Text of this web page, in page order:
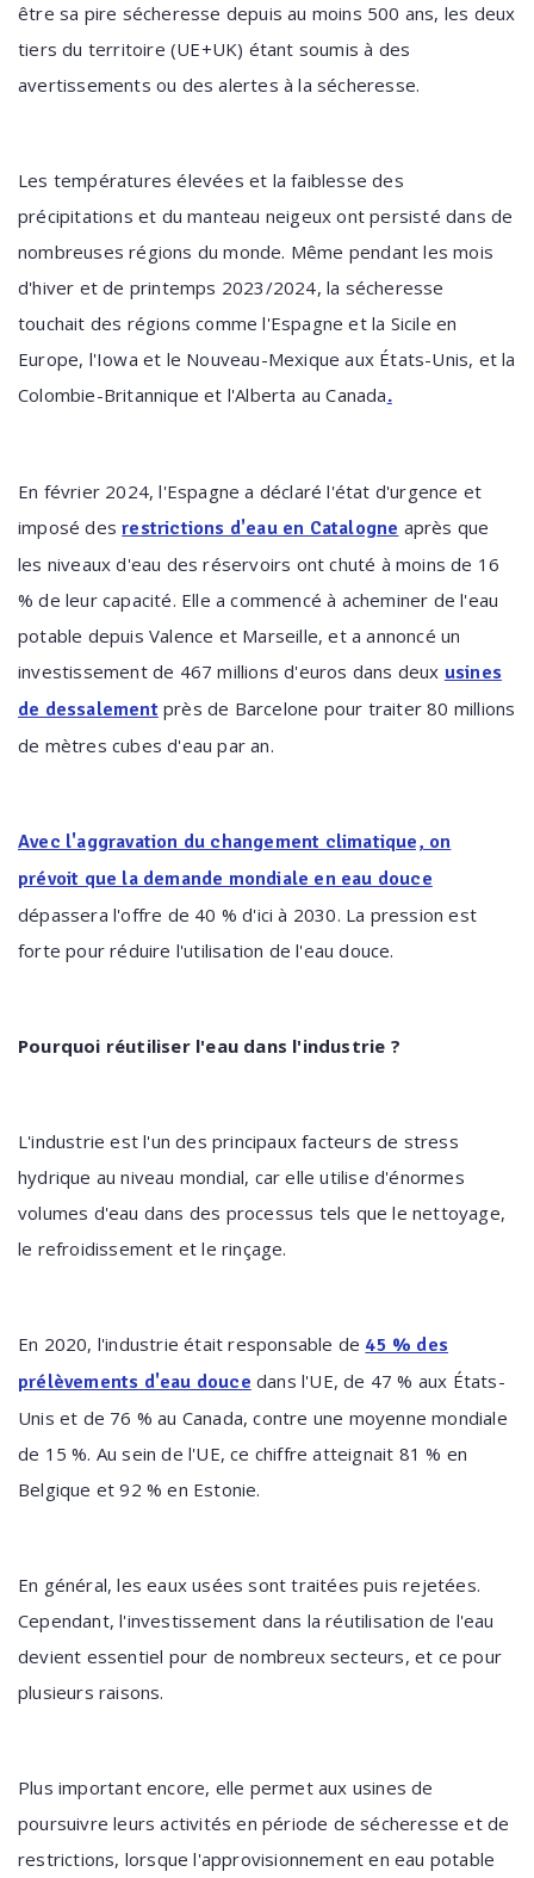
être sa pire sécheresse depuis au moins 500 ans, les deux
tiers du territoire (UE+UK) étant soumis à des
avertissements ou des alertes à la sécheresse.
Les températures élevées et la faiblesse des
précipitations et du manteau neigeux ont persisté dans de
nombreuses régions du monde. Même pendant les mois
d'hiver et de printemps 2023/2024, la sécheresse
touchait des régions comme l'Espagne et la Sicile en
Europe, l'Iowa et le Nouveau-Mexique aux États-Unis, et la
Colombie-Britannique et l'Alberta au Canada.
En février 2024, l'Espagne a déclaré l'état d'urgence et
imposé desrestrictions d'eau en Catalogne après que
les niveaux d'eau des réservoirs ont chuté à moins de 16
% de leur capacité. Elle a commencé à acheminer de l'eau
potable depuis Valence et Marseille, et a annoncé un
investissement de 467 millions d'euros dans deux usines
de dessalementprès de Barcelone pour traiter 80 millions
de mètres cubes d'eau par an.
Avec l'aggravation du changement climatique, on
prévoit que la demande mondiale en eau douce
dépassera l'offre de 40 % d'ici à 2030. La pression est
forte pour réduire l'utilisation de l'eau douce.
Pourquoi réutiliser l'eau dans l'industrie ?
L'industrie est l'un des principaux facteurs de stress
hydrique au niveau mondial, car elle utilise d'énormes
volumes d'eau dans des processus tels que le nettoyage,
le refroidissement et le rinçage.
En 2020, l'industrie était responsable de 45 % des
prélèvements d'eau douce dans l'UE, de 47 % aux États-
Unis et de 76 % au Canada, contre une moyenne mondiale
de 15 %. Au sein de l'UE, ce chiffre atteignait 81 % en
Belgique et 92 % en Estonie.
En général, les eaux usées sont traitées puis rejetées.
Cependant, l'investissement dans la réutilisation de l'eau
devient essentiel pour de nombreux secteurs, et ce pour
plusieurs raisons.
Plus important encore, elle permet aux usines de
poursuivre leurs activités en période de sécheresse et de
restrictions, lorsque l'approvisionnement en eau potable